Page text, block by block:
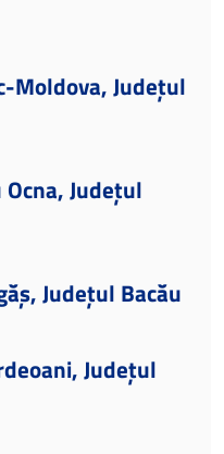
Moldova, Județul
Județul
Județul Bacău
Județul